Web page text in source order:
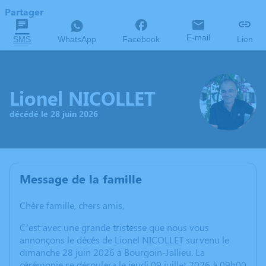
Partager
SMS WhatsApp Facebook E-mail Lien
Lionel NICOLLET
décédé le 28 juin 2026
Message de la famille
Chère famille, chers amis,
C’est avec une grande tristesse que nous vous
annonçons le décès de Lionel NICOLLET survenu le
dimanche 28 juin 2026 à Bourgoin-Jallieu. La